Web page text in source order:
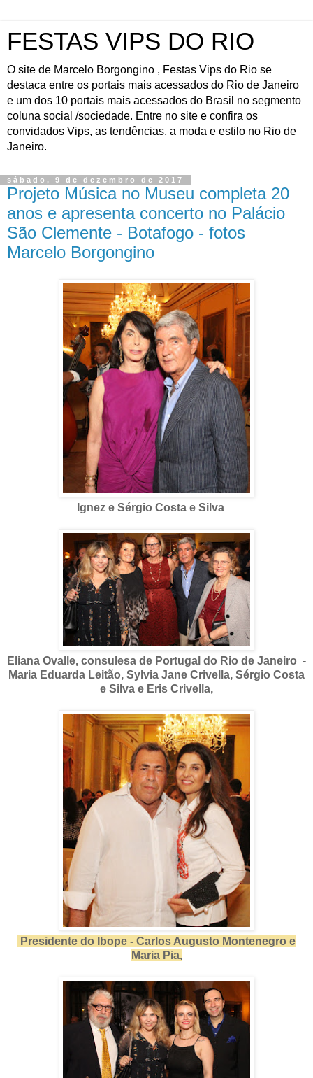
FESTAS VIPS DO RIO
O site de Marcelo Borgongino , Festas Vips do Rio se
destaca entre os portais mais acessados do Rio de Janeiro
e um dos 10 portais mais acessados do Brasil no segmento
coluna social /sociedade. Entre no site e confira os
convidados Vips, as tendências, a moda e estilo no Rio de
Janeiro.
sábado, 9 de dezembro de 2017
Projeto Música no Museu completa 20
anos e apresenta concerto no Palácio
São Clemente - Botafogo - fotos
Marcelo Borgongino
Ignez e Sérgio Costa e Silva
Eliana Ovalle, consulesa de Portugal do Rio de Janeiro -
Maria Eduarda Leitão, Sylvia Jane Crivella, Sérgio Costa
e Silva e Eris Crivella,
Presidente do Ibope - Carlos Augusto Montenegro e
Maria Pia,